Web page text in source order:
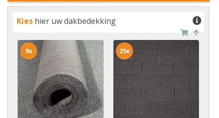
Kies hier uw dakbedekking
9x 25x